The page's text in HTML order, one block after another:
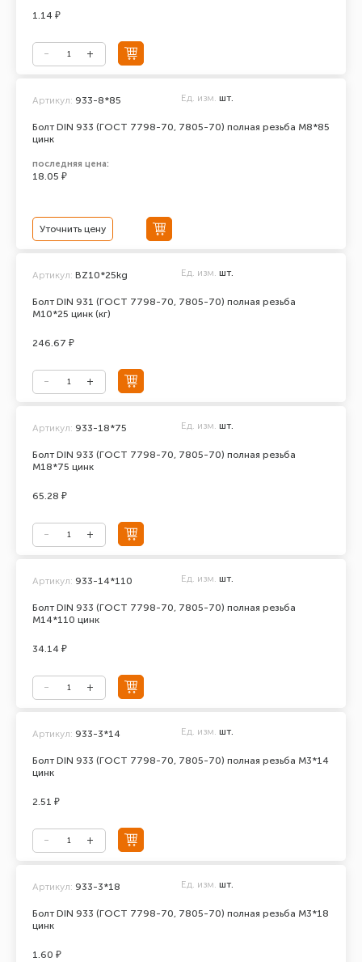
1.14 ₽
Болт DIN 933 (ГОСТ 7798-70, 7805-70) полная резьба М8*85
цинк
Артикул: 933-8*85 Ед. изм. шт.
последняя цена:
18.05 ₽
Уточнить цену
Болт DIN 931 (ГОСТ 7798-70, 7805-70) полная резьба
М10*25 цинк (кг)
Артикул: BZ10*25kg Ед. изм. шт.
246.67 ₽
Болт DIN 933 (ГОСТ 7798-70, 7805-70) полная резьба
М18*75 цинк
Артикул: 933-18*75 Ед. изм. шт.
65.28 ₽
Болт DIN 933 (ГОСТ 7798-70, 7805-70) полная резьба
М14*110 цинк
Артикул: 933-14*110 Ед. изм. шт.
34.14 ₽
Болт DIN 933 (ГОСТ 7798-70, 7805-70) полная резьба М3*14
цинк
Артикул: 933-3*14 Ед. изм. шт.
2.51 ₽
Болт DIN 933 (ГОСТ 7798-70, 7805-70) полная резьба М3*18
цинк
Артикул: 933-3*18 Ед. изм. шт.
1.60 ₽